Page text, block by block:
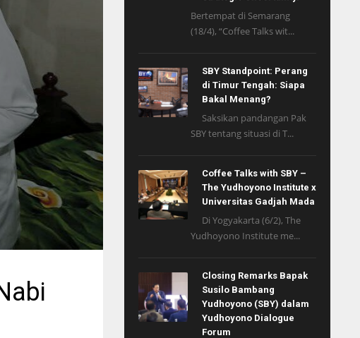
Bertempat di Semarang
(18/4), “Coffee Talks wit...
SBY Standpoint: Perang
di Timur Tengah: Siapa
Bakal Menang?
Saksikan pandangan Pak
SBY tentang situasi di T...
Coffee Talks with SBY –
The Yudhoyono Institute x
Universitas Gadjah Mada
Di Yogyakarta (6/2), The
Yudhoyono Institute me...
Closing Remarks Bapak
Susilo Bambang
Yudhoyono (SBY) dalam
Yudhoyono Dialogue
Forum